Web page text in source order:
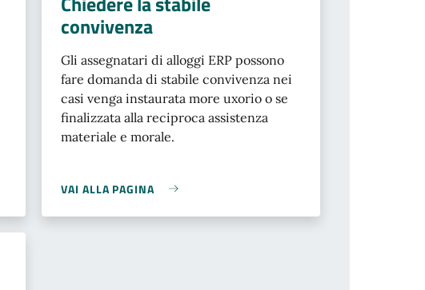
convivenza
Gli assegnatari di alloggi ERP possono
fare domanda di stabile convivenza nei
casi venga instaurata more uxorio o se
finalizzata alla reciproca assistenza
materiale e morale.
VAI ALLA PAGINA